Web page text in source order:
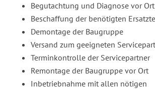
Begutachtung und Diagnose vor Ort
Beschaffung der benötigten
Demontage der Baugruppe
Versand zum geeigneten
Terminkontrolle der Servicepartner
Remontage der Baugruppe vor Ort
Inbetriebnahme mit allen nötigen